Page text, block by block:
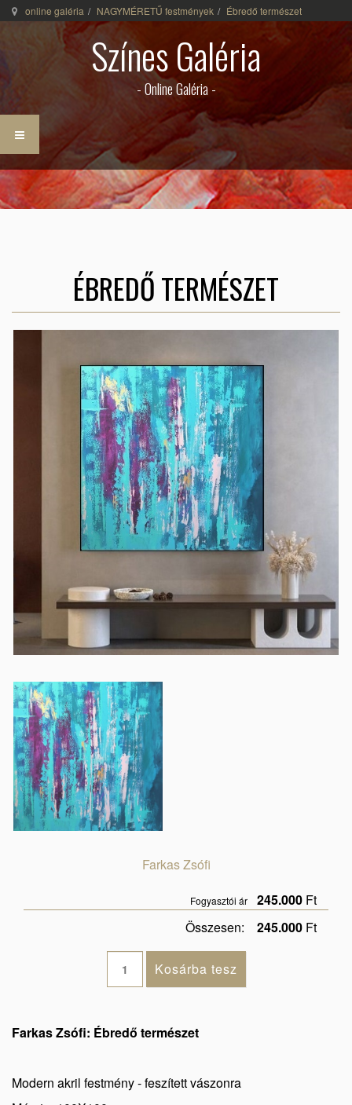
online galéria NAGYMÉRETŰ festmények Ébredő természet
Színes Galéria
- Online Galéria -
ÉBREDŐ TERMÉSZET
Farkas Zsófi
Fogyasztói ár 245.000 Ft
Összesen:
245.000 Ft
Farkas Zsófi: Ébredő természet
Modern akril festmény - feszített vászonra